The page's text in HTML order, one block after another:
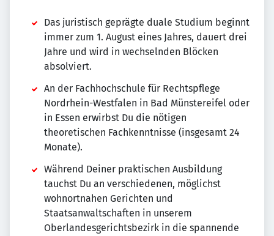
Das juristisch geprägte duale Studium beginnt
immer zum 1. August eines Jahres, dauert drei
Jahre und wird in wechselnden Blöcken
absolviert.
An der Fachhochschule für Rechtspflege
Nordrhein-Westfalen in Bad Münstereifel oder
in Essen erwirbst Du die nötigen
theoretischen Fachkenntnisse (insgesamt 24
Monate).
Während Deiner praktischen Ausbildung
tauchst Du an verschiedenen, möglichst
wohnortnahen Gerichten und
Staatsanwaltschaften in unserem
Oberlandesgerichtsbezirk in die spannende